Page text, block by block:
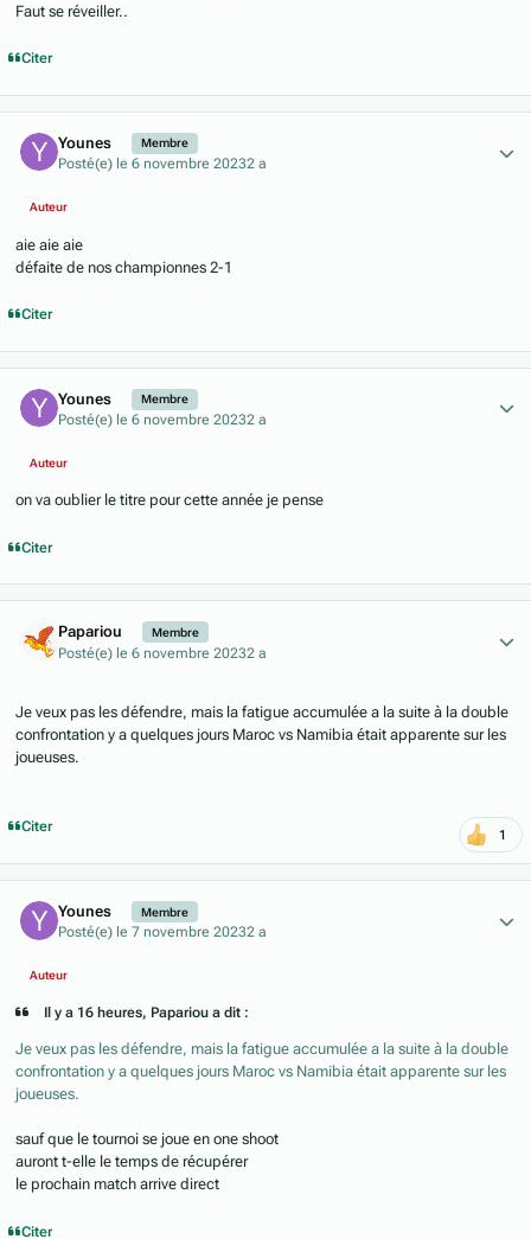
Faut se réveiller..
Citer
Younes Membre
Posté(e) le 6 novembre 20232 a
Auteur
aie aie aie
défaite de nos championnes 2-1
Citer
Younes Membre
Posté(e) le 6 novembre 20232 a
Auteur
on va oublier le titre pour cette année je pense
Citer
Papariou Membre
Posté(e) le 6 novembre 20232 a
Je veux pas les défendre, mais la fatigue accumulée a la suite à la double
confrontation y a quelques jours Maroc vs Namibia était apparente sur les
joueuses.
Citer 1
Younes Membre
Posté(e) le 7 novembre 20232 a
Auteur
Il y a 16 heures, Papariou a dit :
Je veux pas les défendre, mais la fatigue accumulée a la suite à la double
confrontation y a quelques jours Maroc vs Namibia était apparente sur les
joueuses.
sauf que le tournoi se joue en one shoot
auront t-elle le temps de récupérer
le prochain match arrive direct
Citer